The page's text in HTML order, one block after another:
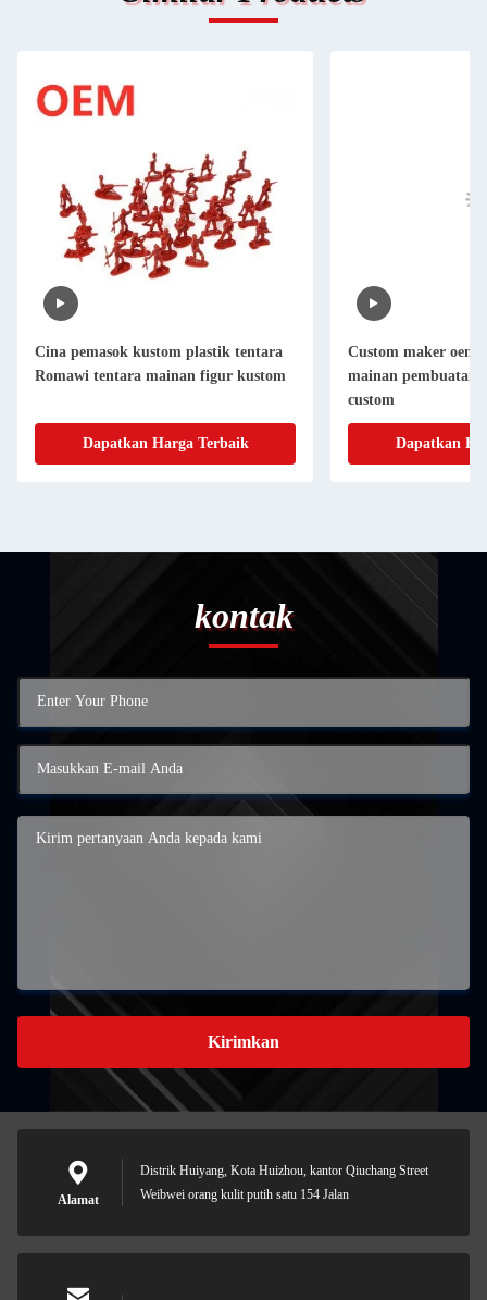
Cina pemasok kustom plastik tentara
Romawi tentara mainan figur kustom
Dapatkan Harga Terbaik
Custom maker oem
mainan pembuatan
custom
Dapatkan
kontak
Kirimkan
Alamat
Distrik Huiyang, Kota Huizhou, kantor Qiuchang Street
Weibwei orang kulit putih satu 154 Jalan